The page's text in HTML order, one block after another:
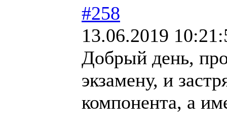
#258
13.06.2019
Добрый день,
экзамену, и
компонента, а